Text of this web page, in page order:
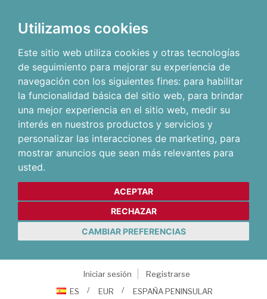
Utilizamos cookies
Este sitio web utiliza cookies y otras tecnologías
de seguimiento para mejorar su experiencia de
navegación con los siguientes fines: para habilitar
la funcionalidad básica del sitio web, para brindar
una mejor experiencia en el sitio web, medir su
interés en nuestros productos y servicios y
personalizar las interacciones de marketing, para
mostrar anuncios que sean más relevantes para
usted.
ACEPTAR
RECHAZAR
CAMBIAR PREFERENCIAS
Iniciar sesión
Registrarse
ES
EUR ESPAÑA PENINSULAR